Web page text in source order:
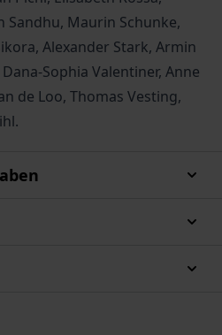
Sandhu, Maurin Schunke,
Alexander Stark, Armin
Sophia Valentiner, Anne
de Loo, Thomas Vesting,